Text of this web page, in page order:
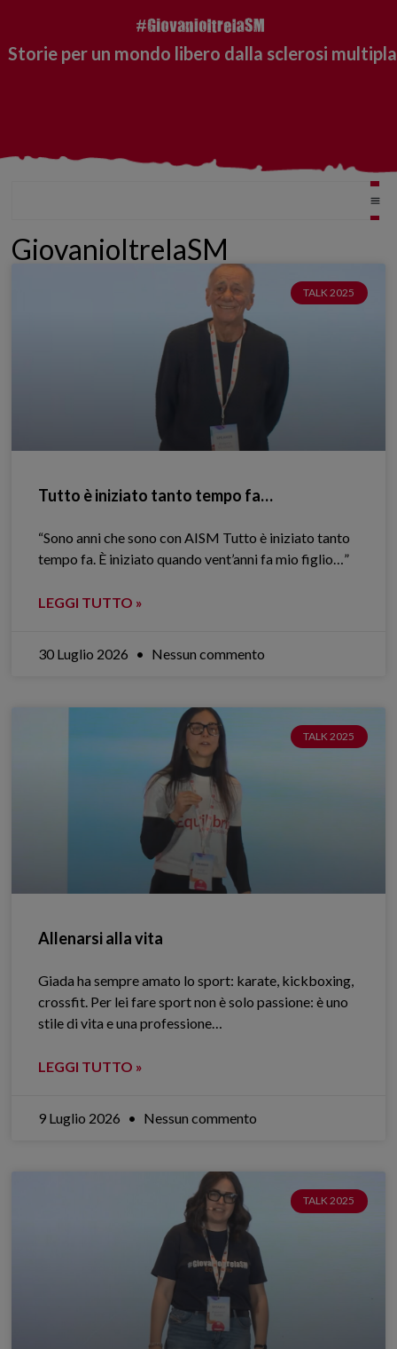
Storie per un mondo libero dalla sclerosi multipla
GiovanioltrelaSM
TALK 2025
Tutto è iniziato tanto tempo fa…
“Sono anni che sono con AISM Tutto è iniziato tanto
tempo fa. È iniziato quando vent’anni fa mio figlio…”
LEGGI TUTTO »
30 Luglio 2026 Nessun commento
TALK 2025
Allenarsi alla vita
Giada ha sempre amato lo sport: karate, kickboxing,
crossfit. Per lei fare sport non è solo passione: è uno
stile di vita e una professione…
LEGGI TUTTO »
9 Luglio 2026 Nessun commento
TALK 2025